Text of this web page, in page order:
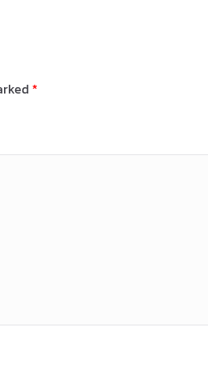
*